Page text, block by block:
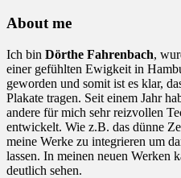
About me
Ich bin Dörthe Fahrenbach,
einer gefühlten Ewigkeit in
geworden und somit ist es klar,
Plakate tragen. Seit einem Jahr
andere für mich sehr reizvollen
entwickelt. Wie z.B. das dünne
meine Werke zu integrieren um
lassen. In meinen neuen Werken
deutlich sehen.